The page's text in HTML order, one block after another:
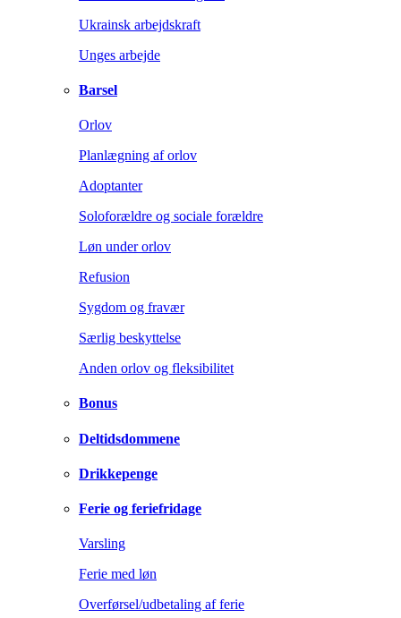
Ukrainsk arbejdskraft
Unges arbejde
Barsel
Orlov
Planlægning af orlov
Adoptanter
Soloforældre og sociale forældre
Løn under orlov
Refusion
Sygdom og fravær
Særlig beskyttelse
Anden orlov og fleksibilitet
Bonus
Deltidsdommene
Drikkepenge
Ferie og feriefridage
Varsling
Ferie med løn
Overførsel/udbetaling af ferie